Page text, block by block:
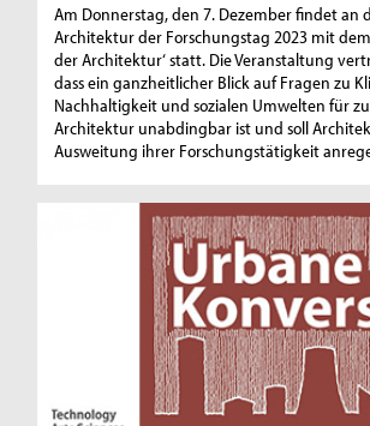
Am Donnerstag, den 7. Dezember findet an
Architektur der Forschungstag 2023 mit
der Architektur‘ statt. Die Veranstaltung
dass ein ganzheitlicher Blick auf Fragen zu
Nachhaltigkeit und sozialen Umwelten für
Architektur unabdingbar ist und soll
Ausweitung ihrer Forschungstätigkeit